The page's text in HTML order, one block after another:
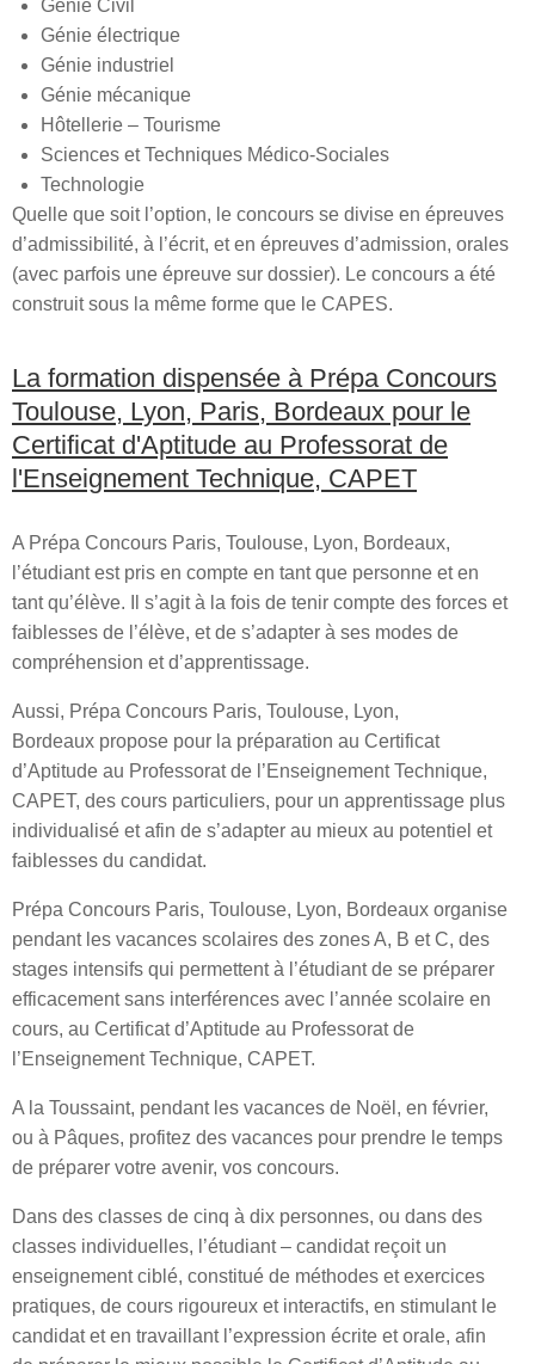
Génie Civil
Génie électrique
Génie industriel
Génie mécanique
Hôtellerie – Tourisme
Sciences et Techniques Médico-Sociales
Technologie
Quelle que soit l’option, le concours se divise en épreuves
d’admissibilité, à l’écrit, et en épreuves d’admission, orales
(avec parfois une épreuve sur dossier). Le concours a été
construit sous la même forme que le CAPES.
La formation dispensée à Prépa Concours
Toulouse, Lyon, Paris, Bordeaux pour le
Certificat d'Aptitude au Professorat de
l'Enseignement Technique, CAPET
A Prépa Concours Paris, Toulouse, Lyon, Bordeaux,
l’étudiant est pris en compte en tant que personne et en
tant qu’élève. Il s’agit à la fois de tenir compte des forces et
faiblesses de l’élève, et de s’adapter à ses modes de
compréhension et d’apprentissage.
Aussi, Prépa Concours Paris, Toulouse, Lyon,
Bordeaux propose pour la préparation au Certificat
d’Aptitude au Professorat de l’Enseignement Technique,
CAPET, des cours particuliers, pour un apprentissage plus
individualisé et afin de s’adapter au mieux au potentiel et
faiblesses du candidat.
Prépa Concours Paris, Toulouse, Lyon, Bordeaux organise
pendant les vacances scolaires des zones A, B et C, des
stages intensifs qui permettent à l’étudiant de se préparer
efficacement sans interférences avec l’année scolaire en
cours, au Certificat d’Aptitude au Professorat de
l’Enseignement Technique, CAPET.
A la Toussaint, pendant les vacances de Noël, en février,
ou à Pâques, profitez des vacances pour prendre le temps
de préparer votre avenir, vos concours.
Dans des classes de cinq à dix personnes, ou dans des
classes individuelles, l’étudiant – candidat reçoit un
enseignement ciblé, constitué de méthodes et exercices
pratiques, de cours rigoureux et interactifs, en stimulant le
candidat et en travaillant l’expression écrite et orale, afin